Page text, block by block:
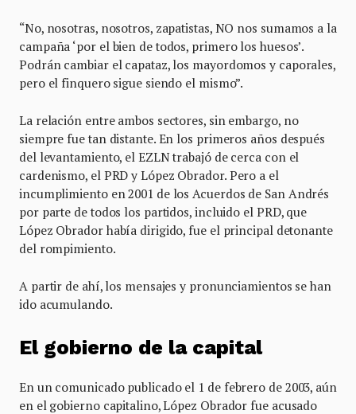
“No, nosotras, nosotros, zapatistas, NO nos sumamos a la
campaña ‘por el bien de todos, primero los huesos’.
Podrán cambiar el capataz, los mayordomos y caporales,
pero el finquero sigue siendo el mismo”.
La relación entre ambos sectores, sin embargo, no
siempre fue tan distante. En los primeros años después
del levantamiento, el EZLN trabajó de cerca con el
cardenismo, el PRD y López Obrador. Pero a el
incumplimiento en 2001 de los Acuerdos de San Andrés
por parte de todos los partidos, incluido el PRD, que
López Obrador había dirigido, fue el principal detonante
del rompimiento.
A partir de ahí, los mensajes y pronunciamientos se han
ido acumulando.
El gobierno de la capital
En un comunicado publicado el 1 de febrero de 2003, aún
en el gobierno capitalino, López Obrador fue acusado